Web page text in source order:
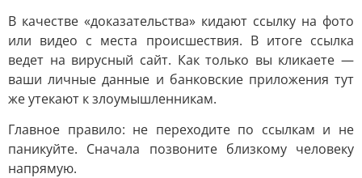
В качестве «доказательства» кидают ссылку на фото
или видео с места происшествия. В итоге ссылка
ведет на вирусный сайт. Как только вы кликаете —
ваши личные данные и банковские приложения тут
же утекают к злоумышленникам.
Главное правило: не переходите по ссылкам и не
паникуйте. Сначала позвоните близкому человеку
напрямую.